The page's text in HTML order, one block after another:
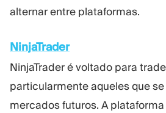
alternar entre plataformas.
NinjaTrader
NinjaTrader é voltado para
particularmente aqueles que
mercados futuros. A